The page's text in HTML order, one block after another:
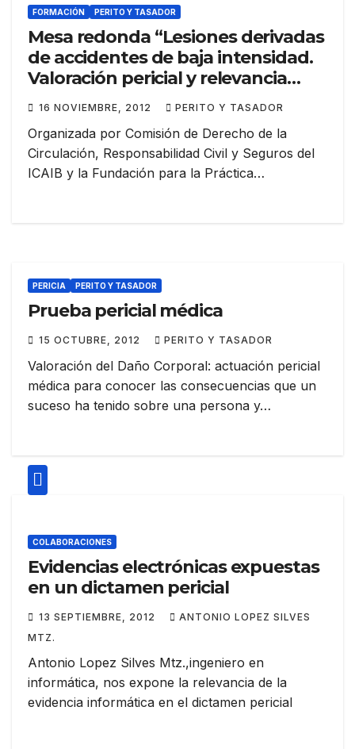
FORMACIÓN PERITO Y TASADOR
Mesa redonda “Lesiones derivadas
de accidentes de baja intensidad.
Valoración pericial y relevancia
penal»
16 NOVIEMBRE, 2012 PERITO Y TASADOR
Organizada por Comisión de Derecho de la
Circulación, Responsabilidad Civil y Seguros del
ICAIB y la Fundación para la Práctica…
PERICIA PERITO Y TASADOR
Prueba pericial médica
15 OCTUBRE, 2012 PERITO Y TASADOR
Valoración del Daño Corporal: actuación pericial
médica para conocer las consecuencias que un
suceso ha tenido sobre una persona y…
COLABORACIONES
Evidencias electrónicas expuestas
en un dictamen pericial
13 SEPTIEMBRE, 2012
ANTONIO LOPEZ SILVES
MTZ.
Antonio Lopez Silves Mtz.,ingeniero en
informática, nos expone la relevancia de la
evidencia informática en el dictamen pericial